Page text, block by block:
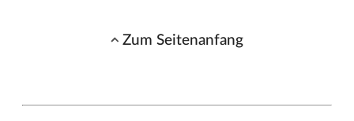
Zum Seitenanfang